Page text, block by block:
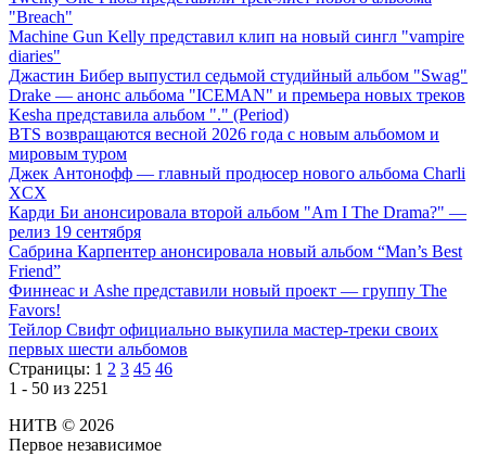
"Breach"
Machine Gun Kelly представил клип на новый сингл "vampire
diaries"
Джастин Бибер выпустил седьмой студийный альбом "Swag"
Drake — анонс альбома "ICEMAN" и премьера новых треков
Kesha представила альбом "." (Period)
BTS возвращаются весной 2026 года с новым альбомом и
мировым туром
Джек Антонофф — главный продюсер нового альбома Charli
XCX
Карди Би анонсировала второй альбом "Am I The Drama?" —
релиз 19 сентября
Сабрина Карпентер анонсировала новый альбом “Man’s Best
Friend”
Финнеас и Ashe представили новый проект — группу The
Favors!
Тейлор Свифт официально выкупила мастер-треки своих
первых шести альбомов
Страницы: 1 2 3 45 46
1 - 50 из 2251
НИТВ © 2026
Первое независимое